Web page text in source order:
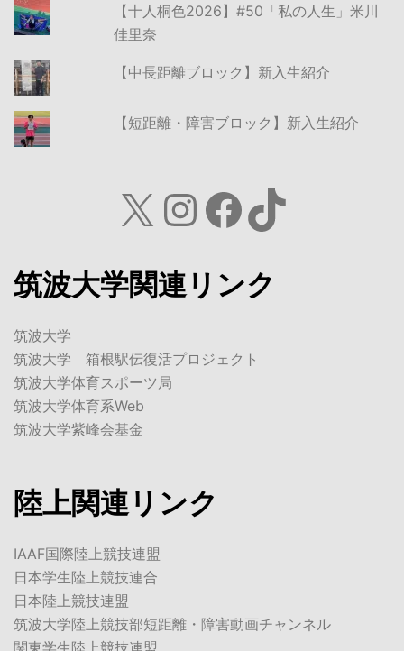
【十人桐色2026】#50「私の人生」米川
佳里奈
【中長距離ブロック】新入生紹介
【短距離・障害ブロック】新入生紹介
X Instagram
Facebook
TikTok
筑波大学関連リンク
筑波大学
筑波大学 箱根駅伝復活プロジェクト
筑波大学体育スポーツ局
筑波大学体育系Web
筑波大学紫峰会基金
陸上関連リンク
IAAF国際陸上競技連盟
日本学生陸上競技連合
日本陸上競技連盟
筑波大学陸上競技部短距離・障害動画チャンネル
関東学生陸上競技連盟